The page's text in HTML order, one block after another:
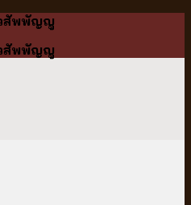
สัพพัญญู
สัพพัญญู